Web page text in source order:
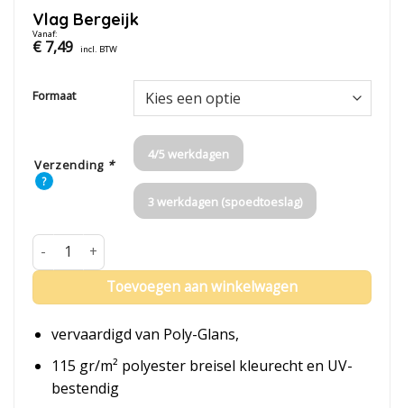
Vlag Bergeijk
Vanaf:
€7,49 incl. BTW
Formaat
Verzending *
?
4/5 werkdagen
3 werkdagen (spoedtoeslag)
Vlag Bergeijk aantal
Toevoegen aan winkelwagen
vervaardigd van Poly-Glans,
115 gr/m² polyester breisel kleurecht en UV-
bestendig